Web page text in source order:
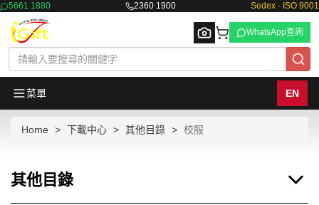
5661 1880 2360 1900 Sedex · ISO 9001
Browse
WhatsApp查詢
菜單 EN
Home 下載中心 其他目錄 校服
其他目錄